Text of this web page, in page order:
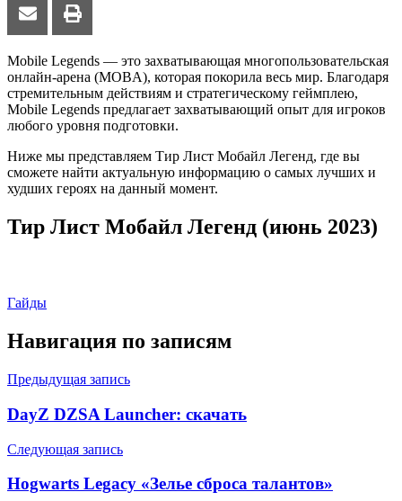
Mobile Legends — это захватывающая многопользовательская
онлайн-арена (MOBA), которая покорила весь мир. Благодаря
стремительным действиям и стратегическому геймплею,
Mobile Legends предлагает захватывающий опыт для игроков
любого уровня подготовки.
Ниже мы представляем Тир Лист Мобайл Легенд, где вы
сможете найти актуальную информацию о самых лучших и
худших героях на данный момент.
Тир Лист Мобайл Легенд (июнь 2023)
Гайды
Навигация по записям
Предыдущая запись
DayZ DZSA Launcher: скачать
Следующая запись
Hogwarts Legacy «Зелье сброса талантов»